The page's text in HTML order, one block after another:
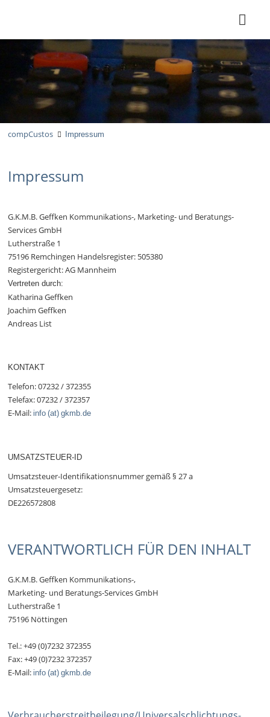
compCustos Impressum
Impressum
G.K.M.B. Geffken Kommunikations-, Marketing- und Beratungs-
Services GmbH
Lutherstraße 1
75196 Remchingen Handelsregister: 505380
Registergericht: AG Mannheim
Vertreten durch:
Katharina Geffken
Joachim Geffken
Andreas List
KONTAKT
Telefon: 07232 / 372355
Telefax: 07232 / 372357
E-Mail:info (at) gkmb.de
UMSATZSTEUER-ID
Umsatzsteuer-Identifikationsnummer gemäß § 27 a
Umsatzsteuergesetz:
DE226572808
VERANTWORTLICH FÜR DEN INHALT
G.K.M.B. Geffken Kommunikations-,
Marketing- und Beratungs-Services GmbH
Lutherstraße 1
75196 Nöttingen
Tel.: +49 (0)7232 372355
Fax: +49 (0)7232 372357
E-Mail:info (at) gkmb.de